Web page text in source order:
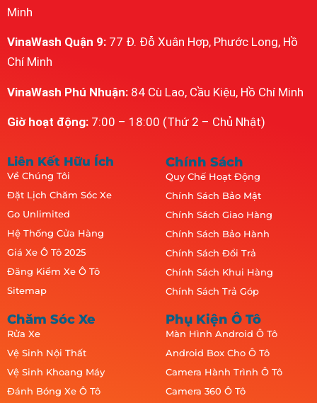
Minh
VinaWash Quận 9: 77 Đ. Đỗ Xuân Hợp, Phước Long, Hồ
Chí Minh
VinaWash Phú Nhuận: 84 Cù Lao, Cầu Kiệu, Hồ Chí Minh
Giờ hoạt động: 7:00 – 18:00 (Thứ 2 – Chủ Nhật)
Liên Kết Hữu Ích
Về Chúng Tôi
Đặt Lịch Chăm Sóc Xe
Go Unlimited
Hệ Thống Cửa Hàng
Giá Xe Ô Tô 2025
Đăng Kiểm Xe Ô Tô
Sitemap
Chính Sách
Quy Chế Hoạt Động
Chính Sách Bảo Mật
Chính Sách Giao Hàng
Chính Sách Bảo Hành
Chính Sách Đổi Trả
Chính Sách Khui Hàng
Chính Sách Trả Góp
Chăm Sóc Xe
Rửa Xe
Vệ Sinh Nội Thất
Vệ Sinh Khoang Máy
Đánh Bóng Xe Ô Tô
Phụ Kiện Ô Tô
Màn Hình Android Ô Tô
Android Box Cho Ô Tô
Camera Hành Trình Ô Tô
Camera 360 Ô Tô